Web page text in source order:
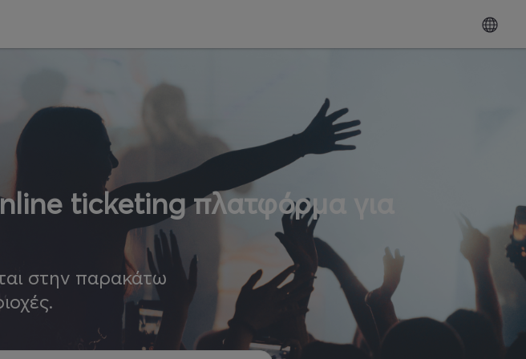
ticketing πλατφόρμα για
στην παρακάτω